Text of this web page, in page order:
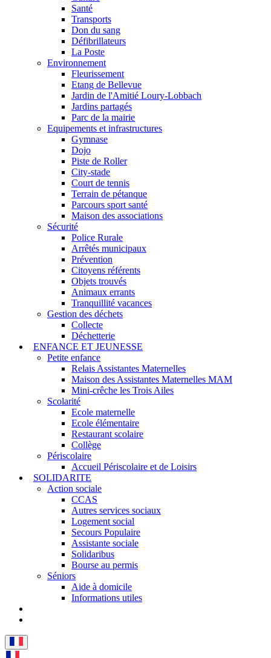
Santé
Transports
Don du sang
Défibrillateurs
La Poste
Environnement
Fleurissement
Etang de Bellevue
Jardin de l'Amitié Loury-Lobbach
Jardins partagés
Parc de la mairie
Equipements et infrastructures
Gymnase
Dojo
Piste de Roller
City-stade
Court de tennis
Terrain de pétanque
Parcours sport santé
Maison des associations
Sécurité
Police Rurale
Arrêtés municipaux
Prévention
Citoyens référents
Objets trouvés
Animaux errants
Tranquillité vacances
Gestion des déchets
Collecte
Déchetterie
ENFANCE ET JEUNESSE
Petite enfance
Relais Assistantes Maternelles
Maison des Assistantes Maternelles MAM
Mini-crêche les Trois Ailes
Scolarité
Ecole maternelle
Ecole élémentaire
Restaurant scolaire
Collège
Périscolaire
Accueil Périscolaire et de Loisirs
SOLIDARITE
Action sociale
CCAS
Autres services sociaux
Logement social
Secours Populaire
Assistante sociale
Solidaribus
Bourse au permis
Séniors
Aide à domicile
Informations utiles